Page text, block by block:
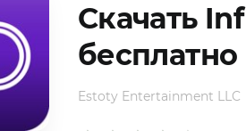
Скачать
Estoty Entertainment LLC